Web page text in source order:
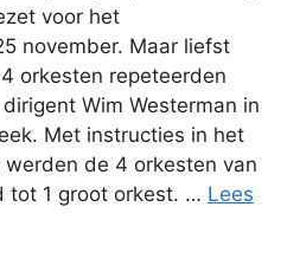
voor het
november. Maar liefst
orkesten repeteerden
Wim Westerman in
Met instructies in het
de 4 orkesten van
tot 1 groot orkest. … Lees